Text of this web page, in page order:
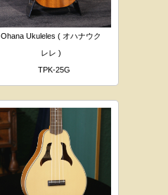
Ohana Ukuleles ( オハナウク
レレ )
TPK-25G